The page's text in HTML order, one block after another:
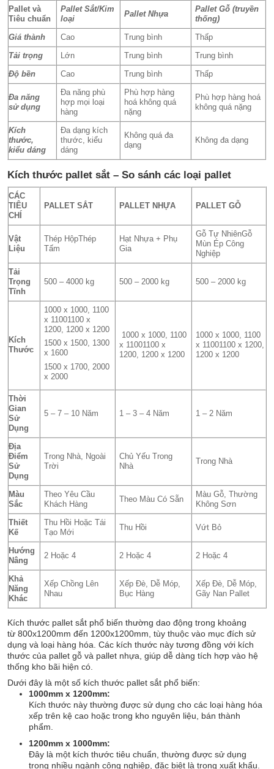
Pallet và
Tiêu chuẩn
Pallet Sắt/Kim
loại
Pallet Nhựa
Pallet Gỗ (truyền
thống)
Giá thành Cao Trung bình Thấp
Tải trọng Lớn Trung bình Trung bình
Độ bền Cao Trung bình Thấp
Đa năng
sử dụng
Đa năng phù
hợp mọi loại
hàng
Phù hợp hàng
hoá không quá
nặng
Phù hợp hàng hoá
không quá nặng
Kích
thước,
kiểu dáng
Đa dạng kích
thước, kiểu
dáng
Không quá đa
dạng
Không đa dạng
Kích thước pallet sắt – So sánh các loại pallet
CÁC
TIÊU
CHÍ
PALLET SẮT PALLET NHỰA PALLET GỖ
Vật
Liệu
Thép HộpThép
Tấm
Hạt Nhựa + Phụ
Gia
Gỗ Tự NhiênGỗ
Mùn Ép Công
Nghiệp
Tải
Trọng
Tĩnh
500 – 4000 kg 500 – 2000 kg 500 – 2000 kg
Kích
Thước
1000 x 1000, 1100
x 11001100 x
1200, 1200 x 1200
1500 x 1500, 1300
x 1600
1500 x 1700, 2000
x 2000
1000 x 1000, 1100
x 11001100 x
1200, 1200 x 1200
1000 x 1000, 1100
x 11001100 x 1200,
1200 x 1200
Thời
Gian
Sử
Dụng
5 – 7 – 10 Năm 1 – 3 – 4 Năm 1 – 2 Năm
Địa
Điểm
Sử
Dụng
Trong Nhà, Ngoài
Trời
Chủ Yếu Trong
Nhà
Trong Nhà
Màu
Sắc
Theo Yêu Cầu
Khách Hàng
Theo Màu Có Sẵn
Màu Gỗ, Thường
Không Sơn
Thiết
Kế
Thu Hồi Hoặc Tái
Tạo Mới
Thu Hồi Vứt Bỏ
Hướng
Nâng
2 Hoặc 4 2 Hoặc 4 2 Hoặc 4
Khả
Năng
Khác
Xếp Chồng Lên
Nhau
Xếp Đè, Dễ Móp,
Bục Hàng
Xếp Đè, Dễ Móp,
Gãy Nan Pallet
Kích thước pallet sắt phổ biến thường dao động trong khoảng
từ 800x1200mm đến 1200x1200mm, tùy thuộc vào mục đích sử
dụng và loại hàng hóa. Các kích thước này tương đồng với kích
thước của pallet gỗ và pallet nhựa, giúp dễ dàng tích hợp vào hệ
thống kho bãi hiện có.
Dưới đây là một số kích thước pallet sắt phổ biến:
1000mm x 1200mm:
Kích thước này thường được sử dụng cho các loại hàng hóa
xếp trên kệ cao hoặc trong kho nguyên liệu, bán thành
phẩm.
1200mm x 1000mm:
Đây là một kích thước tiêu chuẩn, thường được sử dụng
trong nhiều ngành công nghiệp, đặc biệt là trong xuất khẩu.